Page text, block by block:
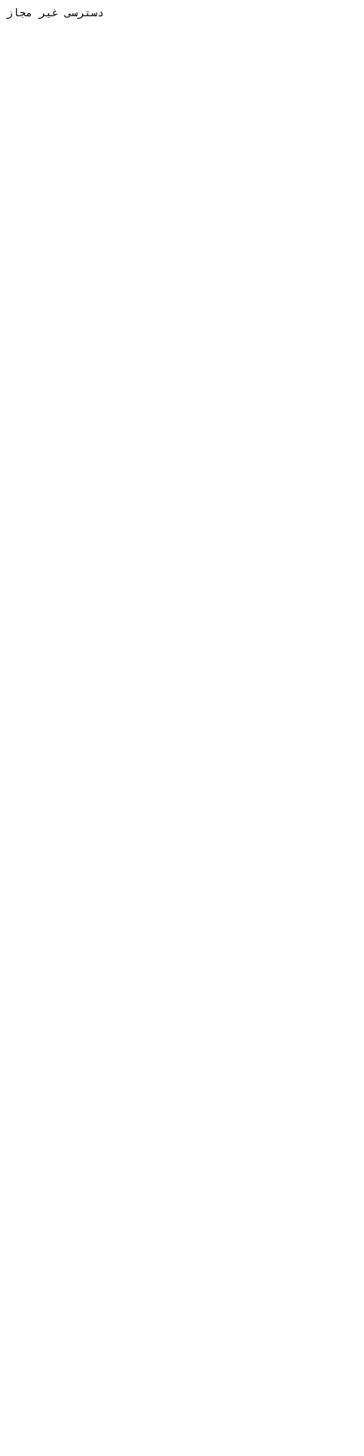
دسترسی غیر مجاز